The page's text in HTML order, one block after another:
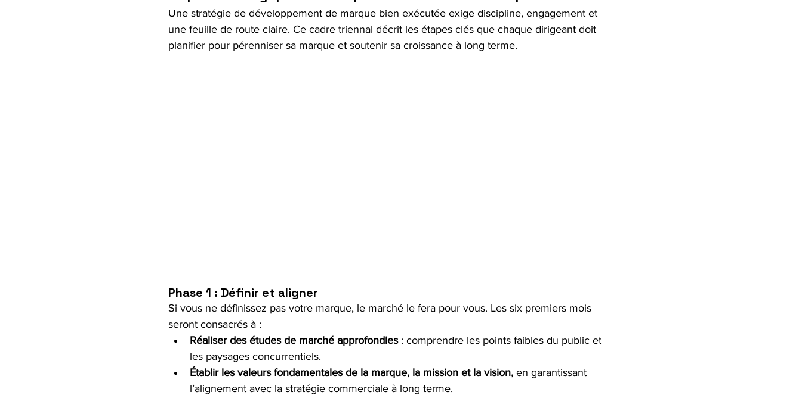
Une stratégie de développement de marque bien exécutée exige discipline, engagement et
une feuille de route claire. Ce cadre triennal décrit les étapes clés que chaque dirigeant doit
planifier pour pérenniser sa marque et soutenir sa croissance à long terme.
Phase 1 : Définir et aligner
Si vous ne définissez pas votre marque, le marché le fera pour vous. Les six premiers mois
seront consacrés à :
Réaliser des études de marché approfondies : comprendre les points faibles du public et
les paysages concurrentiels.
Établir les valeurs fondamentales de la marque, la mission et la vision, en garantissant
l’alignement avec la stratégie commerciale à long terme.